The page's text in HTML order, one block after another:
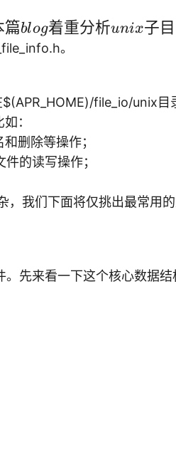
篇blog着重分析unix子
。
$(APR_HOME)/file_io/unix目
：
删除等操作；
的读写操作；
，我们下面将仅挑出最常用
先来看一下这个核心数据结